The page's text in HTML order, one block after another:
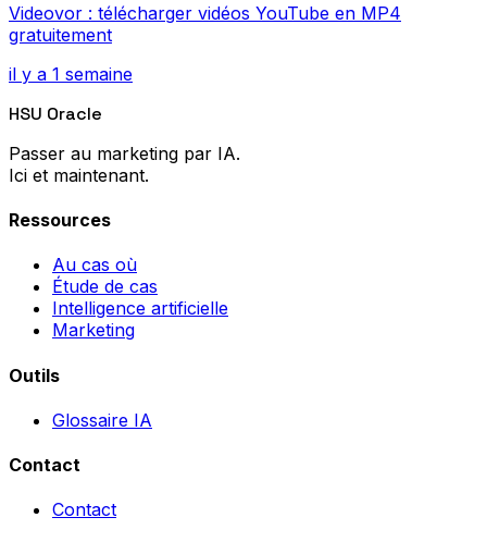
Videovor : télécharger vidéos YouTube en MP4
gratuitement
il y a 1 semaine
HSU Oracle
Passer au marketing par IA.
Ici et maintenant.
Ressources
Au cas où
Étude de cas
Intelligence artificielle
Marketing
Outils
Glossaire IA
Contact
Contact